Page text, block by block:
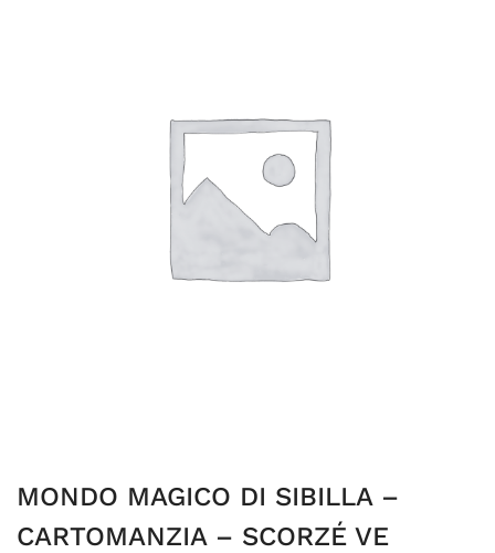
MONDO MAGICO DI SIBILLA –
CARTOMANZIA – SCORZÉ VE